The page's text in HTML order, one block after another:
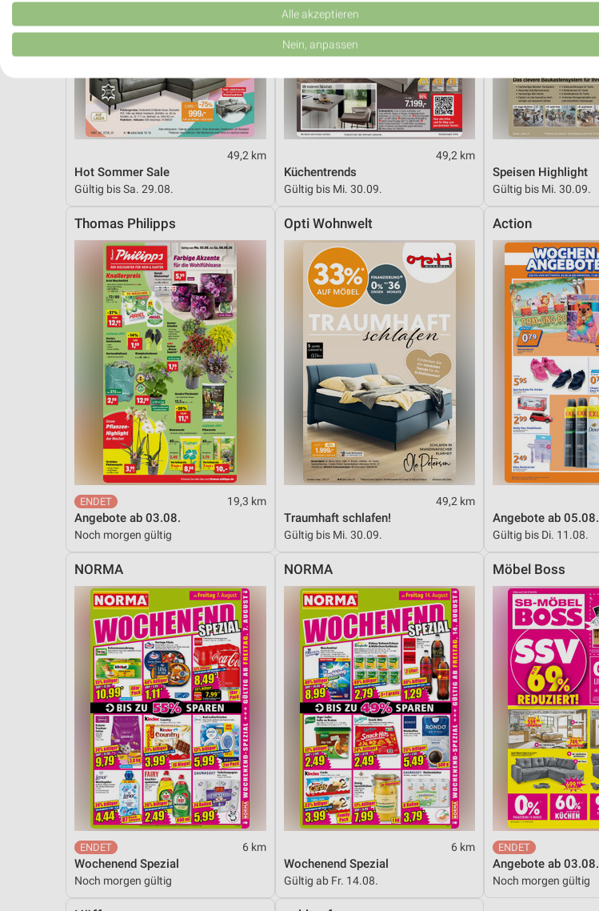
49,2 km
Hot Sommer Sale
Gültig bis Sa. 29.08.
49,2 km
Küchentrends
Gültig bis Mi. 30.09.
Speisen Highlight
Gültig bis Mi. 30.09.
Thomas Philipps
19,3 km
Angebote ab 03.08.
Noch morgen gültig
Opti Wohnwelt
49,2 km
Traumhaft schlafen!
Gültig bis Mi. 30.09.
Action
Angebote ab 05.08.
Gültig bis Di. 11.08.
NORMA
6 km
Wochenend Spezial
Noch morgen gültig
NORMA
6 km
Wochenend Spezial
Gültig ab Fr. 14.08.
Möbel Boss
Angebote ab 03.08.
Noch morgen gültig
Verwendung reduzierter Daten zur Auswahl von Werbeanzeigen
Erstellung von Profilen für personalisierte Werbung
Erstellung von Profilen zur Personalisierung von Inhalten
Verwendung von Profilen zur Auswahl personalisierter Inhalte
Messung der Werbeleistung
Analyse von Zielgruppen durch Statistiken oder Kombinationen von Daten aus verschiedenen
Entwicklung und Verbesserung der Angebote
Verwendung reduzierter Daten zur Auswahl von Inhalten
Verwendung genauer Standortdaten
Geräte anhand von aktiv angeforderten Informationen identifizieren
Nicht-IAB-Verarbeitungszwecke:
Performance
Funktional
Alle akzeptieren
Nein, anpassen